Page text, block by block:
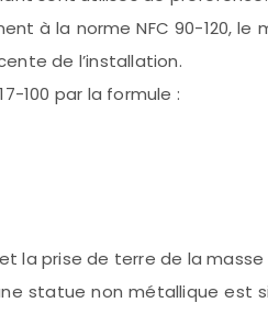
à la norme NFC 90-120,
de l’installation.
100 par la formule :
la prise de terre de la
statue non métallique est